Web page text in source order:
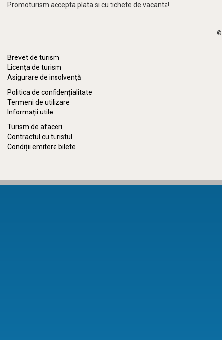
Promoturism accepta plata si cu tichete de vacanta!
©
Brevet de turism
Licența de turism
Asigurare de insolvență
Politica de confidențialitate
Termeni de utilizare
Informații utile
Turism de afaceri
Contractul cu turistul
Condiții emitere bilete